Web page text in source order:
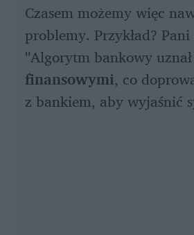
Czasem możemy więc
problemy. Przykład?
"Algorytm bankowy uznał
finansowymi, co
z bankiem, aby wyjaśnić